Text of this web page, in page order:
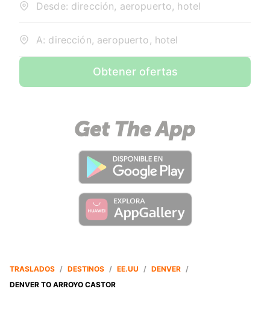
Desde: dirección, aeropuerto, hotel
A: dirección, aeropuerto, hotel
Obtener ofertas
TRASLADOS / DESTINOS / EE.UU / DENVER /
DENVER TO ARROYO CASTOR